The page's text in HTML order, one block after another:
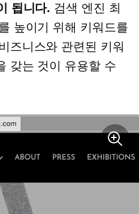
됩니다. 검색 엔진 최
높이기 위해 키워드를
즈니스와 관련된 키워
갖는 것이 유용할 수